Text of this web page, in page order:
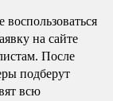
на сайте
После
подберут
всю